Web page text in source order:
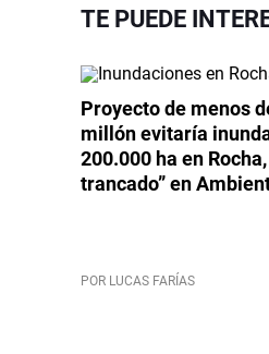
TE PUEDE
Proyecto de menos
millón evitaría
200.000 ha en
trancado” en
POR LUCAS FARÍAS